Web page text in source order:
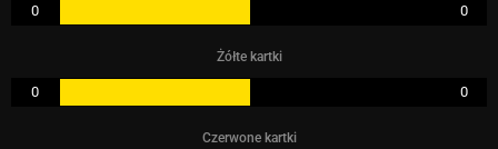
0 0
Żółte kartki
0 0
Czerwone kartki